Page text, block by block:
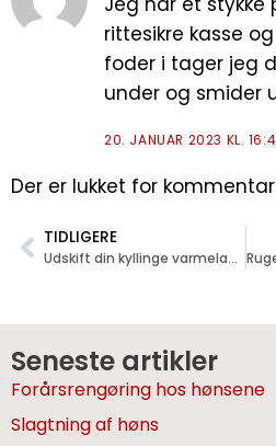
rittesikre kasse
foder i tager jeg
under og smider
20. JANUAR 2023 KL.
Der er lukket for
TIDLIGERE
Udskift din kyllinge varmelampe og spar penge
Seneste artikler
Forårsrengøring hos hønsene
Slagtning af høns